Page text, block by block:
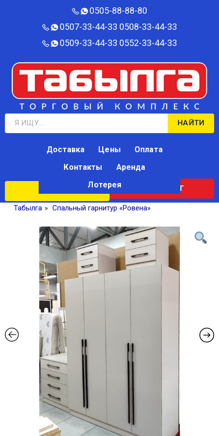
0505-88-88-80‬
0507-33-44-33 0508-33-44-33
0509-33-44-33 0552-33-44-33
НАЙТИ
КАТАЛОГ
Доставка Цены
Оплата
Контакты
Аренда
Лотерея
Табылга » Спальный гарнитур «Ровена»